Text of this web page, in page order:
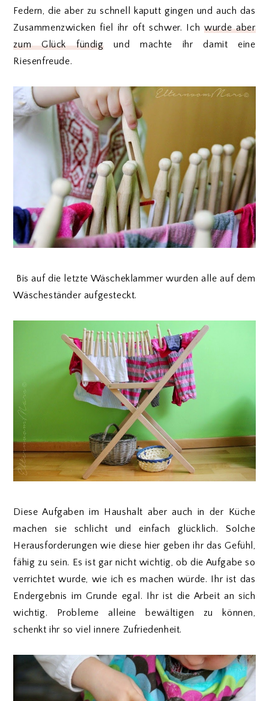
Federn, die aber zu schnell kaputt gingen und auch das
Zusammenzwicken fiel ihr oft schwer. Ichwurde aber
zum Glück fündigund machte ihr damit eine
Riesenfreude.
Bis auf die letzte Wäscheklammer wurden alle auf dem
Wäscheständer aufgesteckt.
Diese Aufgaben im Haushalt aber auch in der Küche
machen sie schlicht und einfach glücklich. Solche
Herausforderungen wie diese hier geben ihr das Gefühl,
fähig zu sein. Es ist gar nicht wichtig, ob die Aufgabe so
verrichtet wurde, wie ich es machen würde. Ihr ist das
Endergebnis im Grunde egal. Ihr ist die Arbeit an sich
wichtig. Probleme alleine bewältigen zu können,
schenkt ihr so viel innere Zufriedenheit.